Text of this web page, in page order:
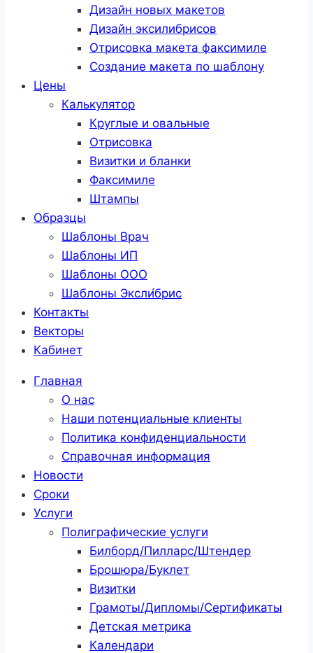
Дизайн новых макетов
Дизайн эксилибрисов
Отрисовка макета факсимиле
Создание макета по шаблону
Цены
Калькулятор
Круглые и овальные
Отрисовка
Визитки и бланки
Факсимиле
Штампы
Образцы
Шаблоны Врач
Шаблоны ИП
Шаблоны ООО
Шаблоны Эксли́брис
Контакты
Векторы
Кабинет
Главная
О нас
Наши потенциальные клиенты
Политика конфиденциальности
Справочная информация
Новости
Сроки
Услуги
Полиграфические услуги
Билборд/Пилларс/Штендер
Брошюра/Буклет
Визитки
Грамоты/Дипломы/Сертификаты
Детская метрика
Календари